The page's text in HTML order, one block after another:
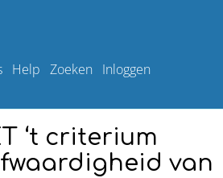
Help Zoeken Inloggen
‘t criterium
van